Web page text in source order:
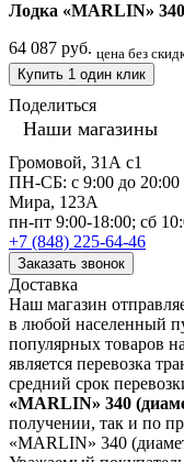
Лодка «MARLIN»
64 087 руб. цена без
Купить 1 один клик
Поделиться
Наши магазины
Громовой, 31А с1
ПН-СБ: с 9:00 до 20:00
Мира, 123А
пн-пт 9:00-18:00; сб
+7 (848) 225-64-46
Заказать звонок
Доставка
Наш магазин
в любой населенный
популярных товаров
является перевозка
средний срок
«MARLIN» 340
получении, так и по
«MARLIN» 340